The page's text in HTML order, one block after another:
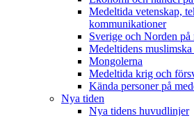
Medeltida vetenskap,
kommunikationer
Sverige och Norden på
Medeltidens
Mongolerna
Medeltida krig och
Kända personer på
Nya tiden
Nya tidens huvudlinjer